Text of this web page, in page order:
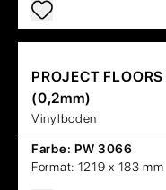
PROJECT FLOORS
(0,2mm)
Vinylboden
Farbe: PW 3066
Format: 1219 x 183 mm